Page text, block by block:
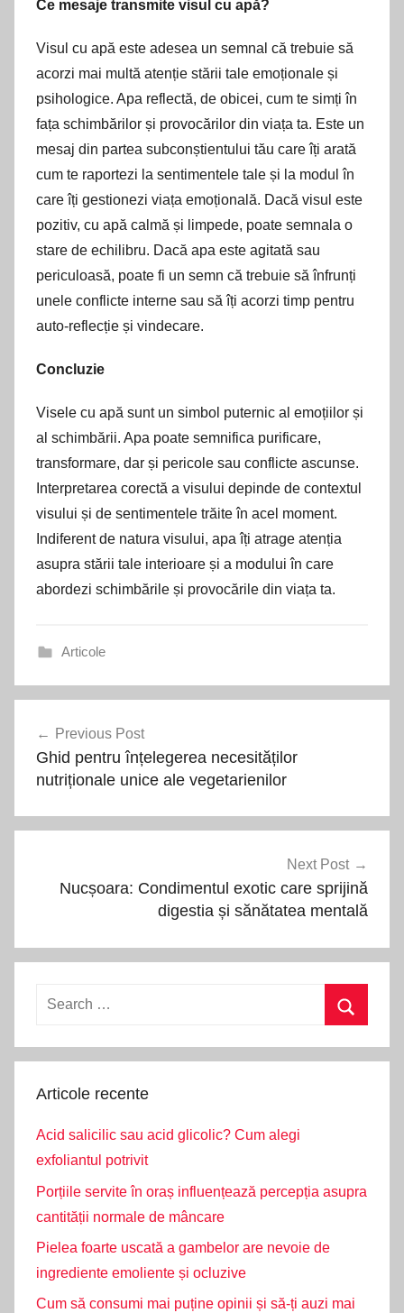
Ce mesaje transmite visul cu apă?
Visul cu apă este adesea un semnal că trebuie să
acorzi mai multă atenție stării tale emoționale și
psihologice. Apa reflectă, de obicei, cum te simți în
fața schimbărilor și provocărilor din viața ta. Este un
mesaj din partea subconștientului tău care îți arată
cum te raportezi la sentimentele tale și la modul în
care îți gestionezi viața emoțională. Dacă visul este
pozitiv, cu apă calmă și limpede, poate semnala o
stare de echilibru. Dacă apa este agitată sau
periculoasă, poate fi un semn că trebuie să înfrunți
unele conflicte interne sau să îți acorzi timp pentru
auto-reflecție și vindecare.
Concluzie
Visele cu apă sunt un simbol puternic al emoțiilor și
al schimbării. Apa poate semnifica purificare,
transformare, dar și pericole sau conflicte ascunse.
Interpretarea corectă a visului depinde de contextul
visului și de sentimentele trăite în acel moment.
Indiferent de natura visului, apa îți atrage atenția
asupra stării tale interioare și a modului în care
abordezi schimbările și provocările din viața ta.
Articole
articole
Previous Post
Ghid pentru înțelegerea necesităților
nutriționale unice ale vegetarienilor
Next Post
Nucșoara: Condimentul exotic care sprijină
digestia și sănătatea mentală
Search
Articole recente
Acid salicilic sau acid glicolic? Cum alegi
exfoliantul potrivit
Porțiile servite în oraș influențează percepția asupra
cantității normale de mâncare
Pielea foarte uscată a gambelor are nevoie de
ingrediente emoliente și ocluzive
Cum să consumi mai puține opinii și să-ți auzi mai